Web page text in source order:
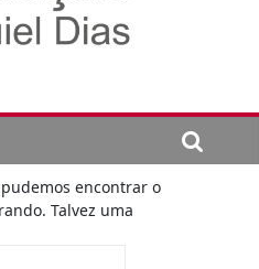
encontrar o
Talvez uma